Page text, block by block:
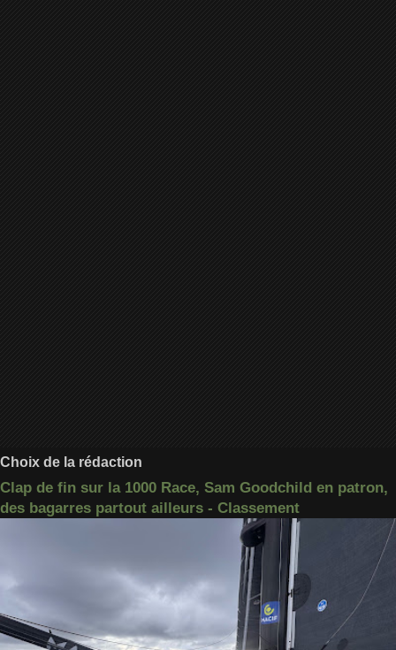
Choix de la rédaction
Clap de fin sur la 1000 Race, Sam Goodchild en patron,
des bagarres partout ailleurs - Classement